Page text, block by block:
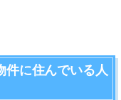
件に住んでいる人